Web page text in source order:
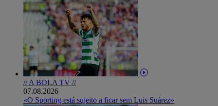
// A BOLA TV //
07.08.2026
«O Sporting está sujeito a ficar sem Luis Suárez»